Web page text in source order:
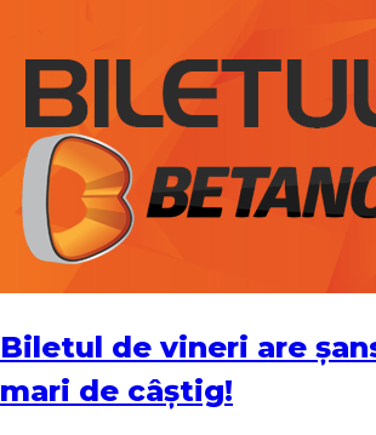
Biletul de vineri are
mari de câștig!